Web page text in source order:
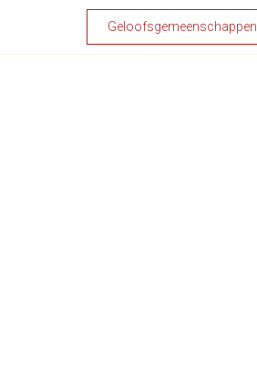
Geloofsgemeenschappen